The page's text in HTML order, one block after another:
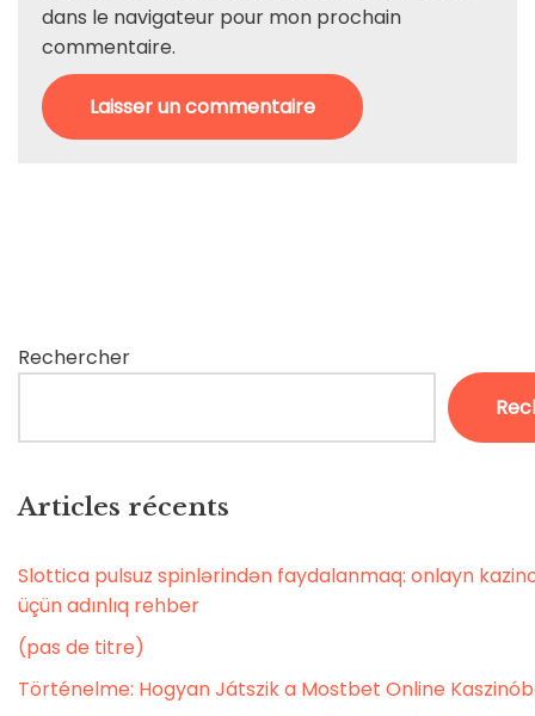
dans le navigateur pour mon prochain
commentaire.
Rechercher
Articles récents
Slottica pulsuz spinlərindən faydalanmaq: onlayn
üçün adınlıq rehber
(pas de titre)
Történelme: Hogyan Játszik a Mostbet Online